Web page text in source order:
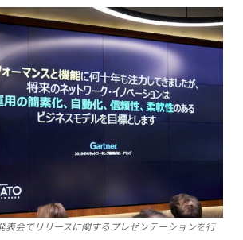
表会でリリースに関するプレゼンテーションを行